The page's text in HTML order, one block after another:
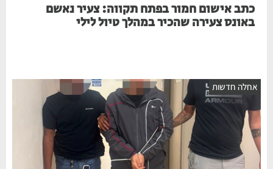
כתב אישום חמור בפתח תקווה: צעיר נאשם
באונס צעירה שהכיר במהלך טיול לילי
אחלה חדשות